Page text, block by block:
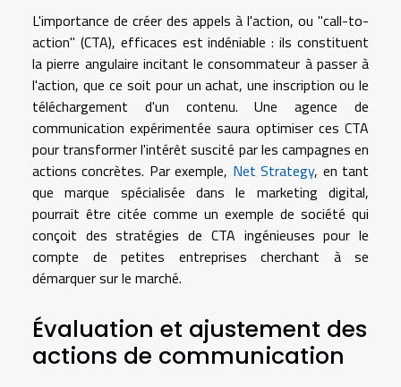
L'importance de créer des appels à l'action, ou "call-to-
action" (CTA), efficaces est indéniable : ils constituent
la pierre angulaire incitant le consommateur à passer à
l'action, que ce soit pour un achat, une inscription ou le
téléchargement d'un contenu. Une agence de
communication expérimentée saura optimiser ces CTA
pour transformer l'intérêt suscité par les campagnes en
actions concrètes. Par exemple, Net Strategy, en tant
que marque spécialisée dans le marketing digital,
pourrait être citée comme un exemple de société qui
conçoit des stratégies de CTA ingénieuses pour le
compte de petites entreprises cherchant à se
démarquer sur le marché.
Évaluation et ajustement des
actions de communication